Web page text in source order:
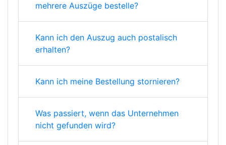
mehrere Auszüge bestelle?
Kann ich den Auszug auch postalisch
erhalten?
Kann ich meine Bestellung stornieren?
Was passiert, wenn das Unternehmen
nicht gefunden wird?